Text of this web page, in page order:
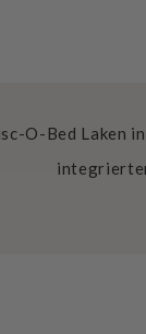
O-Bed Laken